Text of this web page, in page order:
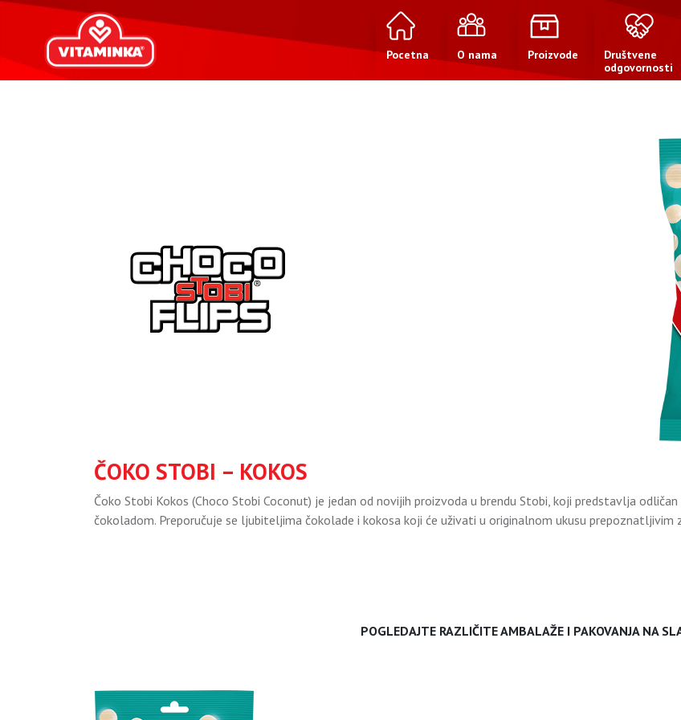
Pocetna O nama Proizvode
Društvene
odgovornosti
ČOKO STOBI – KOKOS
Čoko Stobi Kokos (Choco Stobi Coconut) je jedan od novijih proizvoda u brendu Stobi, koji predstavlja
čokoladom. Preporučuje se ljubiteljima čokolade i kokosa koji će uživati u originalnom ukusu prepoznatljivim
POGLEDAJTE RAZLIČITE AMBALAŽE I PAKOVANJA NA